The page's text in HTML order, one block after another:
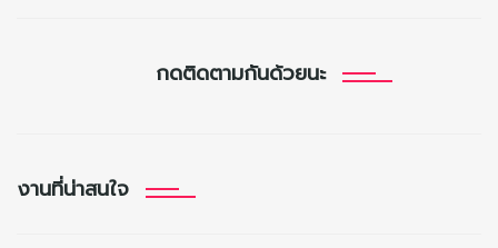
กดติดตามกันด้วยนะ
งานที่น่าสนใจ